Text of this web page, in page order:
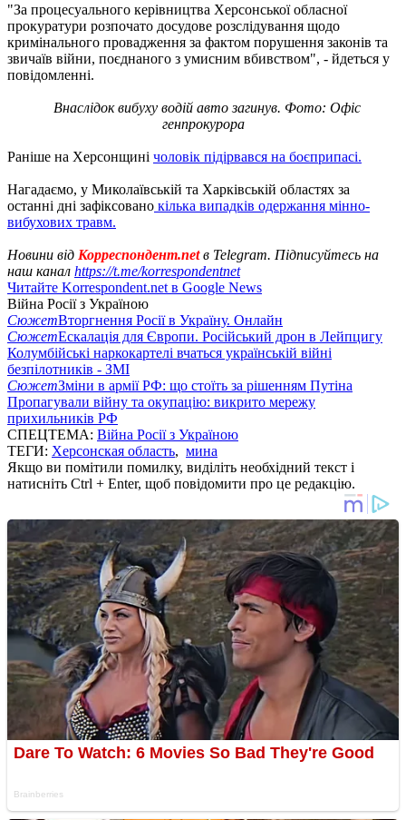
"За процесуального керівництва Херсонської обласної
прокуратури розпочато досудове розслідування щодо
кримінального провадження за фактом порушення законів та
звичаїв війни, поєднаного з умисним вбивством", - йдеться у
повідомленні.
Внаслідок вибуху водій авто загинув. Фото: Офіс
генпрокурора
Раніше на Херсонщині чоловік підірвався на боєприпасі.
Нагадаємо, у Миколаївській та Харківській областях за
останні дні зафіксовано кілька випадків одержання мінно-
вибухових травм.
Новини від Корреспондент.netв Telegram. Підписуйтесь на
наш канал https://t.me/korrespondentnet
Читайте Korrespondent.net в Google News
Війна Росії з Україною
СюжетВторгнення Росії в Україну. Онлайн
СюжетЕскалація для Європи. Російський дрон в Лейпцигу
Колумбійські наркокартелі вчаться українській війні
безпілотників - ЗМІ
СюжетЗміни в армії РФ: що стоїть за рішенням Путіна
Пропагували війну та окупацію: викрито мережу
прихильників РФ
СПЕЦТЕМА: Війна Росії з Україною
ТЕГИ: Херсонская область, мина
Якщо ви помітили помилку, виділіть необхідний текст і
натисніть Ctrl + Enter, щоб повідомити про це редакцію.